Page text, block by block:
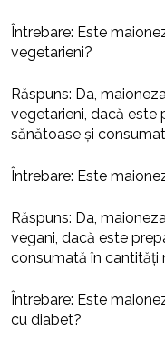
Întrebare: Este
vegetarieni?
Răspuns: Da,
vegetarieni, dacă este
sănătoase și
Întrebare: Este
Răspuns: Da,
vegani, dacă este
consumată în cantități
Întrebare: Este
cu diabet?